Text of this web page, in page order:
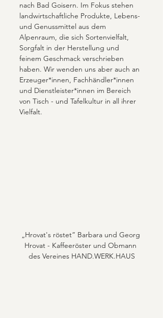
nach Bad Goisern. Im Fokus stehen
landwirtschaftliche Produkte, Lebens-
und Genussmittel aus dem
Alpenraum, die sich Sortenvielfalt,
Sorgfalt in der Herstellung und
feinem Geschmack verschrieben
haben. Wir wenden uns aber auch an
Erzeuger*innen, Fachhändler*innen
und Dienstleister*innen im Bereich
von Tisch - und Tafelkultur in all ihrer
Vielfalt.
„Hrovat's röstet” Barbara und Georg
Hrovat - Kaffeeröster und Obmann
des Vereines HAND.WERK.HAUS